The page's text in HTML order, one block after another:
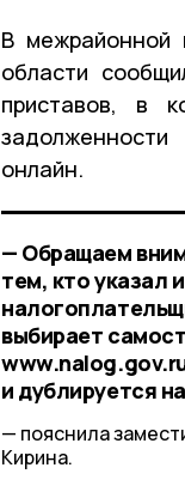
В межрайонной
области
приставов, в
онлайн.
— Обращаем
тем, кто указал
выбирает
и дублируется
пояснила
Кирина.